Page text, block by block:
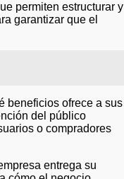
permiten estructurar y
garantizar que el
beneficios ofrece a sus
del público
o compradores
entrega su